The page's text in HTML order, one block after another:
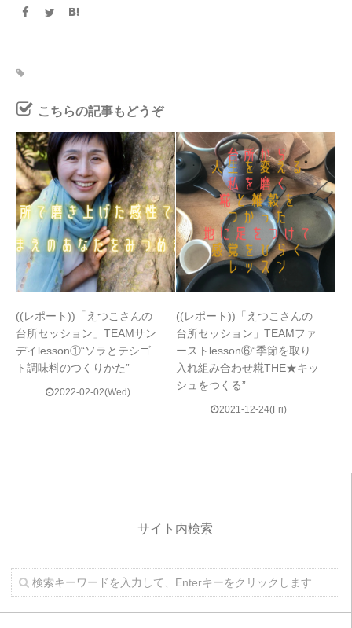
こちらの記事もどうぞ
((レポート))「えつこさんの
台所セッション」TEAMサン
デイlesson①“ソラとテシゴ
ト調味料のつくりかた”
2022-02-02(Wed)
((レポート))「えつこさんの
台所セッション」TEAMファ
ーストlesson⑥“季節を取り
入れ組み合わせ糀THE★キッ
シュをつくる”
2021-12-24(Fri)
サイト内検索